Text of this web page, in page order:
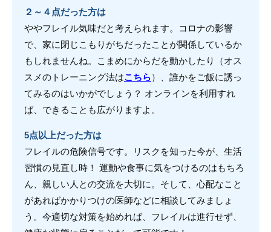
２～４点だった方は
ややフレイル気味だと考えられます。コロナの影響
で、家に閉じこもりがちだったことが関係しているか
もしれませんね。こまめにからだを動かしたり（オス
スメのトレーニング法はこちら）、誰かをご飯に誘っ
てみるのはいかがでしょう？ オンラインを利用すれ
ば、できることも広がりますよ。
5点以上だった方は
フレイルの危険信号です。リスクを知った今が、生活
習慣の見直し時！ 運動や食事に気をつけるのはもちろ
ん、親しい人との交流を大切に。そして、心配なこと
があればかかりつけの医師などに相談してみましょ
う。今適切な対策を始めれば、フレイルは進行せず、